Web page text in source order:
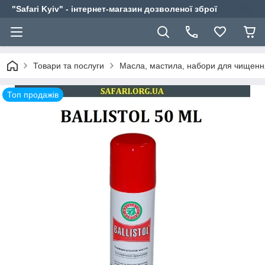
"Safari Kyiv" - інтернет-магазин дозволеної зброї
Товари та послуги Масла, мастила, набори для
Топ продажів